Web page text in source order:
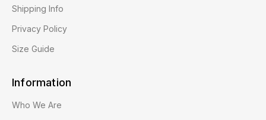
Shipping Info
Privacy Policy
Size Guide
Information
Who We Are